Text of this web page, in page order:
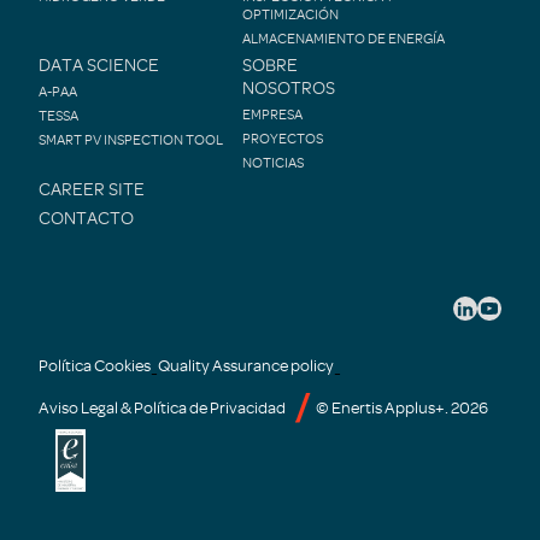
OPTIMIZACIÓN
ALMACENAMIENTO DE ENERGÍA
DATA SCIENCE
A-PAA
TESSA
SMART PV INSPECTION TOOL
SOBRE
NOSOTROS
EMPRESA
PROYECTOS
NOTICIAS
CAREER SITE
CONTACTO
Política Cookies-Quality Assurance policy-
Aviso Legal & Política de Privacidad © Enertis Applus+. 2026